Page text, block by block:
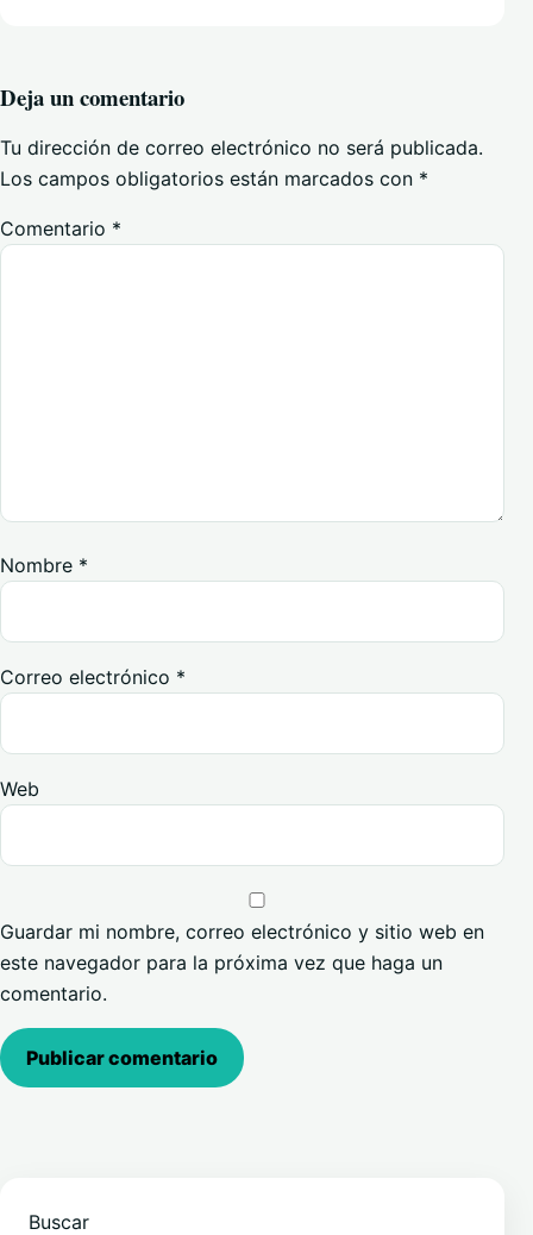
Deja un comentario
Tu dirección de correo electrónico no será publicada.
Los campos obligatorios están marcados con *
Comentario *
Nombre *
Correo electrónico *
Web
Guardar mi nombre, correo electrónico y sitio web en
este navegador para la próxima vez que haga un
comentario.
Buscar